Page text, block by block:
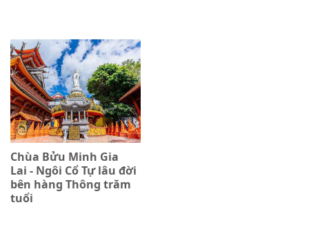
Chùa Bửu Minh Gia
Lai - Ngôi Cổ Tự lâu đời
bên hàng Thông trăm
tuổi